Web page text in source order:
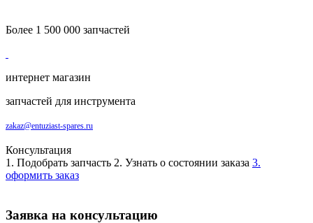
Более 1 500 000 запчастей
интернет магазин
запчастей для инструмента
zakaz@entuziast-spares.ru
Консультация
1. Подобрать запчасть 2. Узнать о состоянии заказа 3.
оформить заказ
Заявка на консультацию